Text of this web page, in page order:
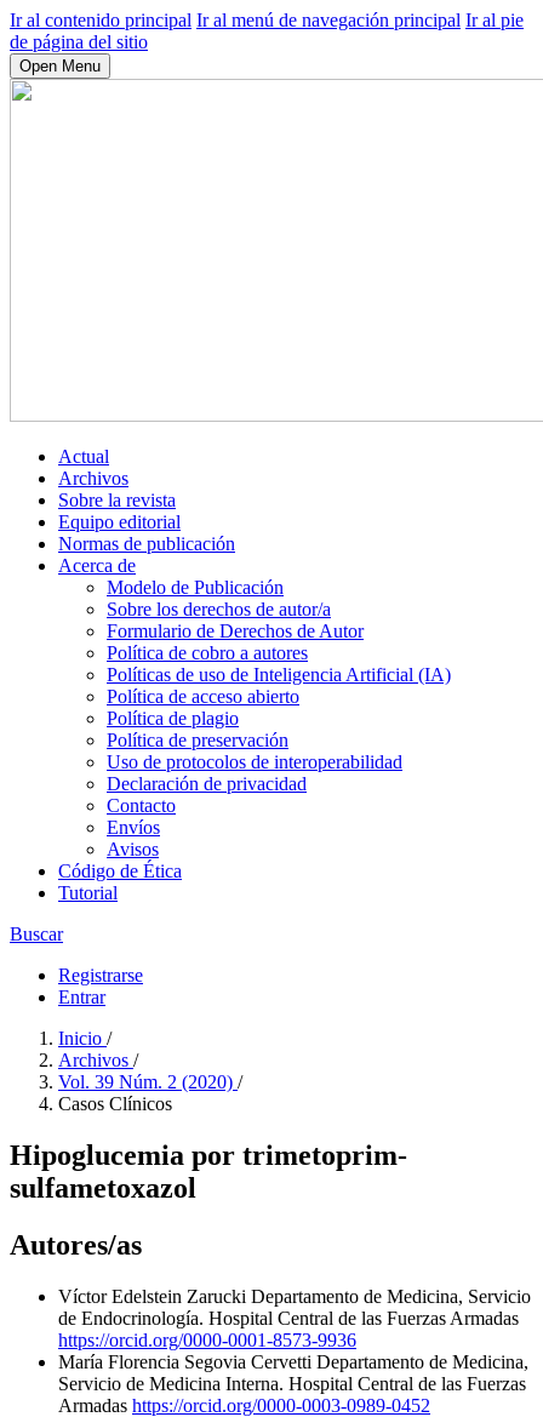
Ir al contenido principal Ir al menú de navegación principal Ir al pie
de página del sitio
Open Menu
Actual
Archivos
Sobre la revista
Equipo editorial
Normas de publicación
Acerca de
Modelo de Publicación
Sobre los derechos de autor/a
Formulario de Derechos de Autor
Política de cobro a autores
Políticas de uso de Inteligencia Artificial (IA)
Política de acceso abierto
Política de plagio
Política de preservación
Uso de protocolos de interoperabilidad
Declaración de privacidad
Contacto
Envíos
Avisos
Código de Ética
Tutorial
Buscar
Registrarse
Entrar
Inicio /
Archivos /
Vol. 39 Núm. 2 (2020) /
Casos Clínicos
Hipoglucemia por trimetoprim-
sulfametoxazol
Autores/as
Víctor Edelstein Zarucki Departamento de Medicina, Servicio
de Endocrinología. Hospital Central de las Fuerzas Armadas
https://orcid.org/0000-0001-8573-9936
María Florencia Segovia Cervetti Departamento de Medicina,
Servicio de Medicina Interna. Hospital Central de las Fuerzas
Armadas https://orcid.org/0000-0003-0989-0452